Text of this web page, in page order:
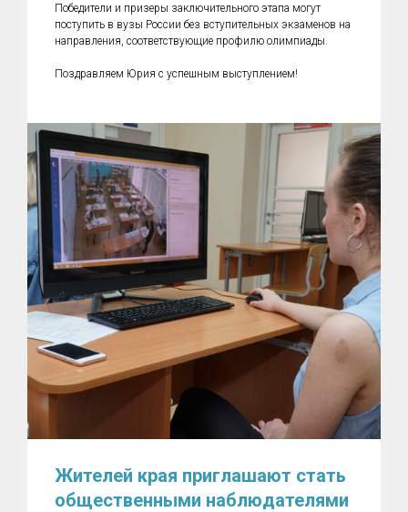
Победители и призеры заключительного этапа могут
поступить в вузы России без вступительных экзаменов на
направления, соответствующие профилю олимпиады.
Поздравляем Юрия с успешным выступлением!
Жителей края приглашают стать
общественными наблюдателями